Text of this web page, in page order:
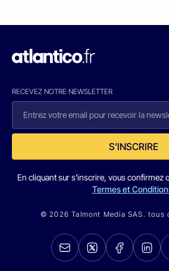
RECEVEZ NOTRE NEWSLETTER
S'INSCRIRE
En cliquant sur s'inscrire, vous confirmez
Termes et
© 2026 Talmont Media SAS. tous